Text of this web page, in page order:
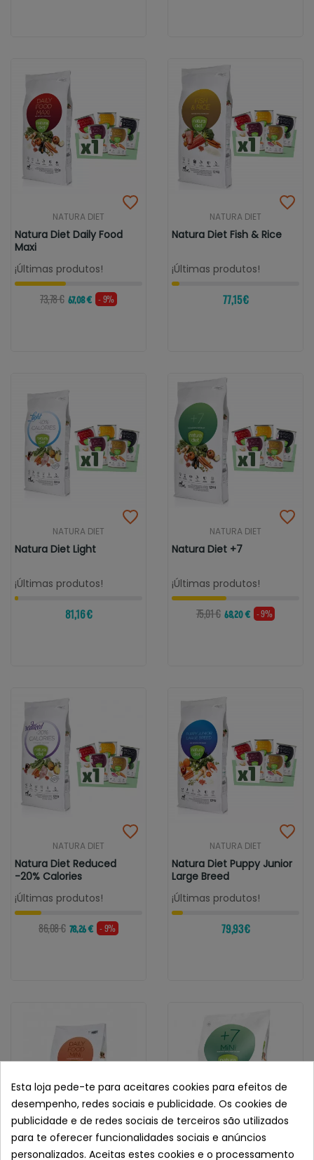
NATURA DIET
Natura Diet Daily Food
Maxi
¡Últimas produtos!
73,78 € 67,08 € - 9%
NATURA DIET
Natura Diet Fish & Rice
¡Últimas produtos!
77,15 €
NATURA DIET
Natura Diet Light
¡Últimas produtos!
81,16 €
NATURA DIET
Natura Diet +7
¡Últimas produtos!
75,01 € 68,20 € - 9%
NATURA DIET
Natura Diet Reduced
-20% Calories
¡Últimas produtos!
86,08 € 78,26 € - 9%
NATURA DIET
Natura Diet Puppy Junior
Large Breed
¡Últimas produtos!
79,93 €
Esta loja pede-te para aceitares cookies para efeitos de
desempenho, redes sociais e publicidade. Os cookies de
publicidade e de redes sociais de terceiros são utilizados
para te oferecer funcionalidades sociais e anúncios
personalizados. Aceitas estes cookies e o processamento